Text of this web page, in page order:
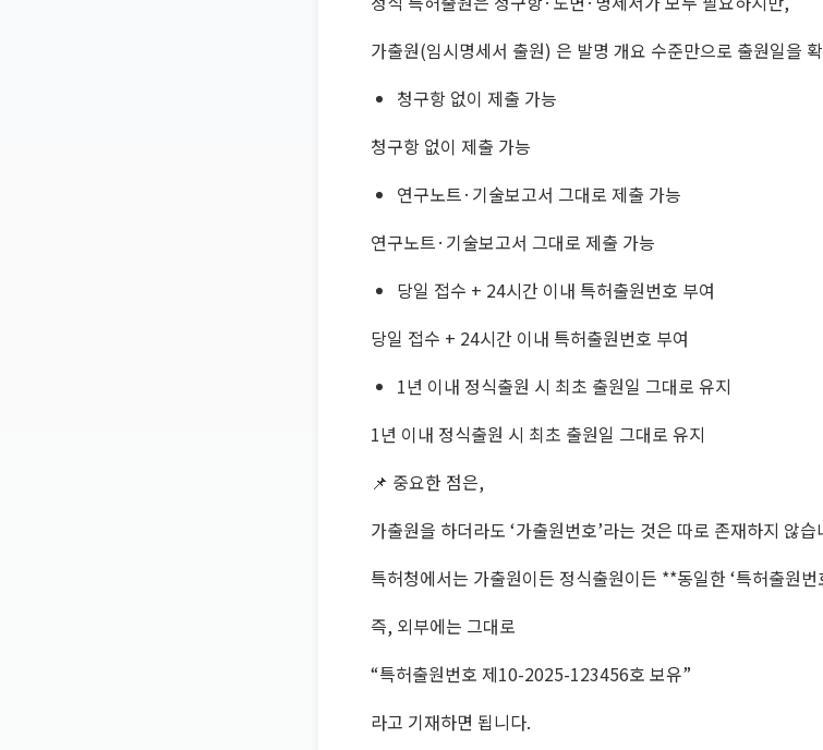
가출원(임시명세서 출원) 은 발명 개요 수준만으로 출원일을
청구항 없이 제출 가능
청구항 없이 제출 가능
연구노트·기술보고서 그대로 제출 가능
연구노트·기술보고서 그대로 제출 가능
당일 접수 + 24시간 이내 특허출원번호 부여
당일 접수 + 24시간 이내 특허출원번호 부여
1년 이내 정식출원 시 최초 출원일 그대로 유지
1년 이내 정식출원 시 최초 출원일 그대로 유지
📌 중요한 점은,
가출원을 하더라도 ‘가출원번호’라는 것은 따로 존재하지 않습
특허청에서는 가출원이든 정식출원이든 **동일한 ‘특허출원
즉, 외부에는 그대로
“특허출원번호 제10-2025-123456호 보유”
라고 기재하면 됩니다.